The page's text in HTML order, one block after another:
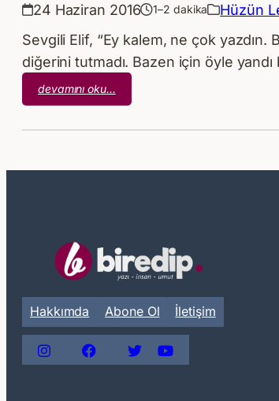
24 Haziran 2016 1–2 dakika Hüzün
Sevgili Elif, “Ey kalem, ne çok
diğerini tutmadı. Bazen için öyle
devamını oku…:
Payımıza
Hakkımda Abone Ol İletişim